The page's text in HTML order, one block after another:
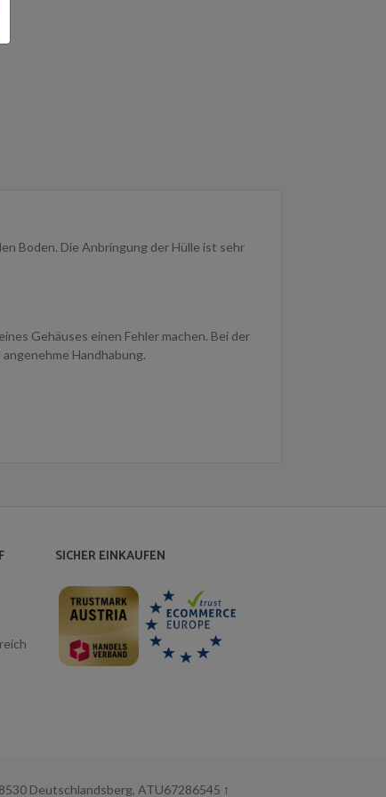
Boden. Die Anbringung der Hülle ist sehr
Gehäuses einen Fehler machen. Bei der
Handhabung.
SICHER EINKAUFEN
Deutschlandsberg, ATU67286545 ↑